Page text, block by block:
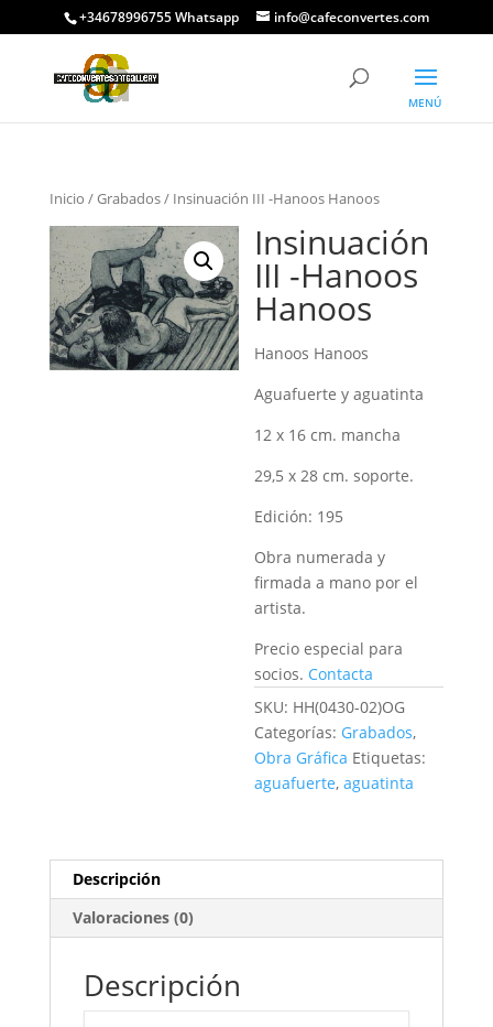
+34678996755 Whatsapp info@cafeconvertes.com
Inicio /Grabados/ Insinuación III -Hanoos Hanoos
Insinuación
III -Hanoos
Hanoos
Hanoos Hanoos
Aguafuerte y aguatinta
12 x 16 cm. mancha
29,5 x 28 cm. soporte.
Edición: 195
Obra numerada y
firmada a mano por el
artista.
Precio especial para
socios. Contacta
SKU: HH(0430-02)OG
Categorías: Grabados,
Obra Gráfica Etiquetas:
aguafuerte,aguatinta
Descripción
Valoraciones (0)
Descripción